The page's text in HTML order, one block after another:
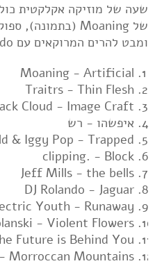
שעה של מוזיקה אקלקטית
ומבט להרים המרוקאים עם Lee Ranaldo.
Moaning - Artificial
Traitrs - Thin Flesh
Cloud - Image Craft
איפשהו - רש
& Iggy Pop - Trapped
clipping. - Block
Jeff Mills - the bells
DJ Rolando - Jaguar
Youth - Runaway
- Violent Flowers
Future is Behind You
Morroccan Mountains